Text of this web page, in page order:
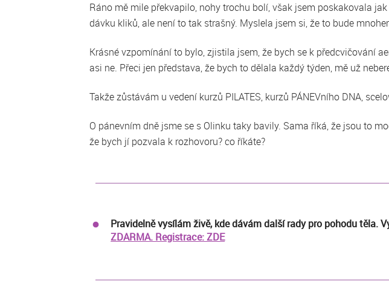
Ráno mě mile překvapilo, nohy trochu bolí, však jsem poskakovala
dávku kliků, ale není to tak strašný. Myslela jsem si, že to bude
Krásné vzpomínání to bylo, zjistila jsem, že bych se k předcvičování
asi ne. Přeci jen představa, že bych to dělala každý týden, mě už
Takže zůstávám u vedení kurzů PILATES, kurzů PÁNEVního DNA,
O pánevním dně jsme se s Olinku taky bavily. Sama říká, že jsou to
že bych jí pozvala k rozhovoru? co říkáte?
Pravidelně vysílám živě, kde dávám další rady pro pohodu těla.
ZDARMA. Registrace: ZDE